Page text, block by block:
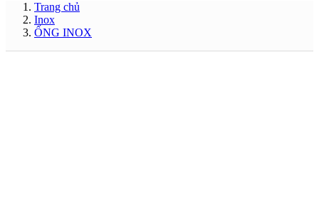
Trang chủ
Inox
ỐNG INOX